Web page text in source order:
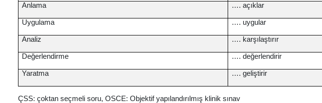
Anlama …. açıklar
Uygulama …. uygular
Analiz …. karşılaştırır
Değerlendirme …. değerlendirir
Yaratma …. geliştirir
ÇSS: çoktan seçmeli soru, OSCE: Objektif yapılandırılmış klinik sınav